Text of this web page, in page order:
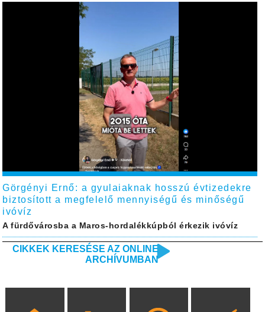
Görgényi Ernő: a gyulaiaknak hosszú évtizedekre
biztosított a megfelelő mennyiségű és minőségű
ivóvíz
A fürdővárosba a Maros-hordalékkúpból érkezik ivóvíz
CIKKEK KERESÉSE AZ ONLINE
ARCHÍVUMBAN